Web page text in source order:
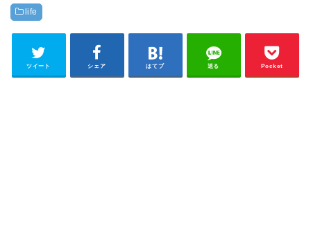
life
ツイート シェア はてブ 送る Pocket